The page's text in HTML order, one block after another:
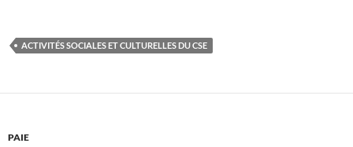
ACTIVITÉS SOCIALES ET CULTURELLES DU CSE
PAIE